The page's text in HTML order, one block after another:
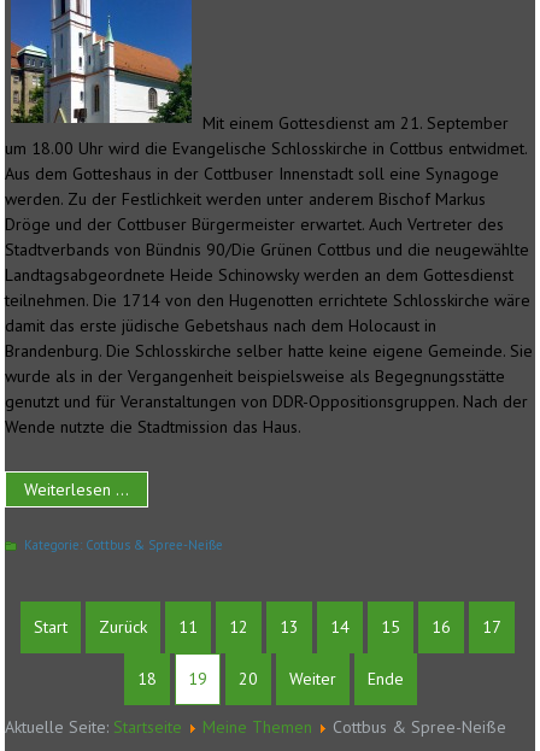
Mit einem Gottesdienst am 21. September
um 18.00 Uhr wird die Evangelische Schlosskirche in Cottbus entwidmet.
Aus dem Gotteshaus in der Cottbuser Innenstadt soll eine Synagoge
werden. Zu der Festlichkeit werden unter anderem Bischof Markus
Dröge und der Cottbuser Bürgermeister erwartet. Auch Vertreter des
Stadtverbands von Bündnis 90/Die Grünen Cottbus und die neugewählte
Landtagsabgeordnete Heide Schinowsky werden an dem Gottesdienst
teilnehmen. Die 1714 von den Hugenotten errichtete Schlosskirche wäre
damit das erste jüdische Gebetshaus nach dem Holocaust in
Brandenburg. Die Schlosskirche selber hatte keine eigene Gemeinde. Sie
wurde als in der Vergangenheit beispielsweise als Begegnungsstätte
genutzt und für Veranstaltungen von DDR-Oppositionsgruppen. Nach der
Wende nutzte die Stadtmission das Haus.
Weiterlesen ...
Kategorie: Cottbus & Spree-Neiße
Start Zurück 11 12 13 14 15 16 17
18 19 20 Weiter Ende
Aktuelle Seite: Startseite Meine Themen Cottbus & Spree-Neiße